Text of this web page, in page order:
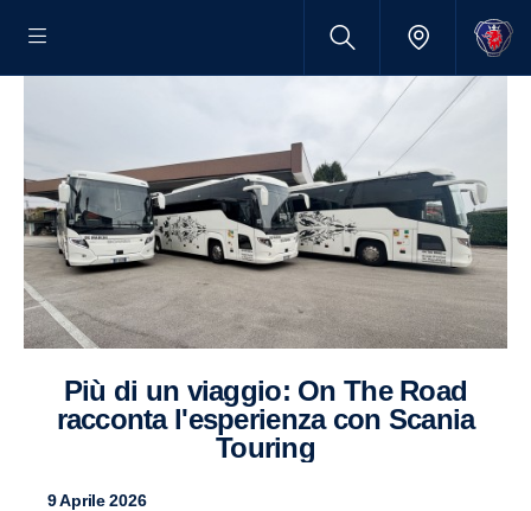
Più di un viaggio: On The Road
racconta l'esperienza con Scania
Touring
9 Aprile 2026